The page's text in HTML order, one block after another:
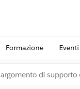
Formazione Eventi